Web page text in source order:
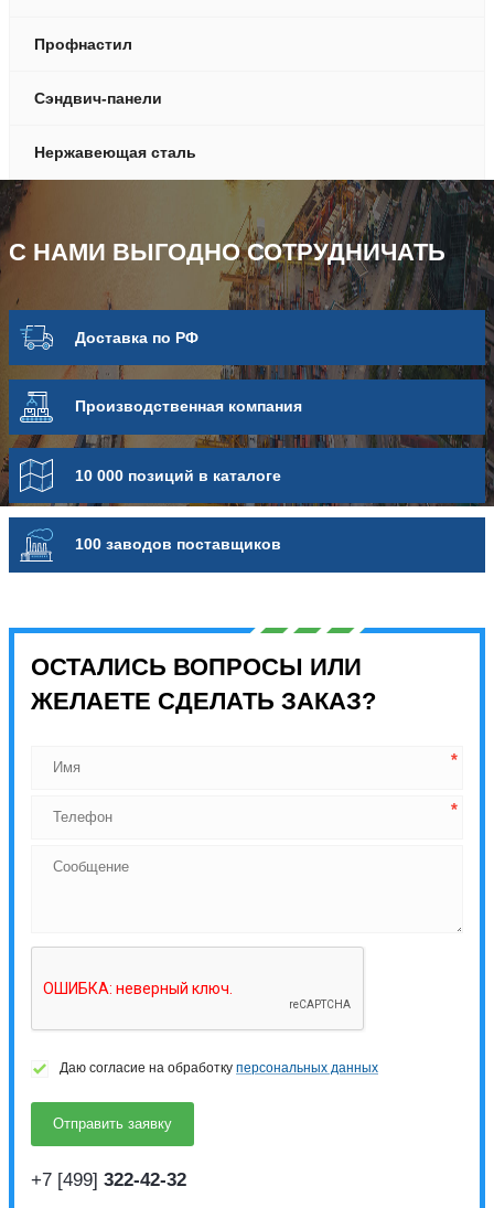
Профнастил
Сэндвич-панели
Нержавеющая сталь
С НАМИ ВЫГОДНО СОТРУДНИЧАТЬ
Доставка по РФ
Про­из­вод­ствен­ная компания
10 000 позиций в каталоге
100 заводов поставщиков
ОСТАЛИСЬ ВОПРОСЫ ИЛИ
ЖЕЛАЕТЕ СДЕЛАТЬ ЗАКАЗ?
Даю согласие на обработку персональных данных
+7 [499] 322-42-32